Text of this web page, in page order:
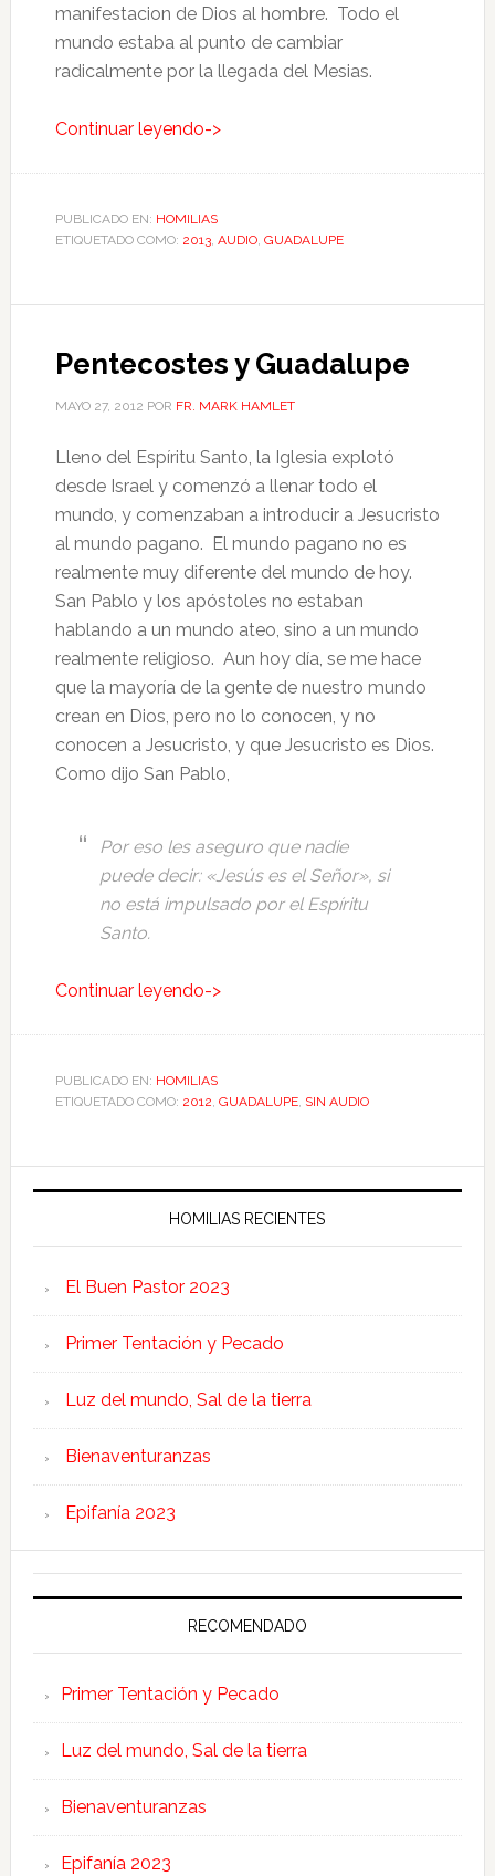
manifestacion de Dios al hombre. Todo el
mundo estaba al punto de cambiar
radicalmente por la llegada del Mesias.
Continuar leyendo->
PUBLICADO EN: HOMILIAS
ETIQUETADO COMO: 2013, AUDIO, GUADALUPE
Pentecostes y Guadalupe
MAYO 27, 2012 POR FR. MARK HAMLET
Lleno del Espíritu Santo, la Iglesia explotó
desde Israel y comenzó a llenar todo el
mundo, y comenzaban a introducir a Jesucristo
al mundo pagano. El mundo pagano no es
realmente muy diferente del mundo de hoy.
San Pablo y los apóstoles no estaban
hablando a un mundo ateo, sino a un mundo
realmente religioso. Aun hoy día, se me hace
que la mayoría de la gente de nuestro mundo
crean en Dios, pero no lo conocen, y no
conocen a Jesucristo, y que Jesucristo es Dios.
Como dijo San Pablo,
Por eso les aseguro que nadie
puede decir: «Jesús es el Señor», si
no está impulsado por el Espíritu
Santo.
Continuar leyendo->
PUBLICADO EN: HOMILIAS
ETIQUETADO COMO: 2012, GUADALUPE, SIN AUDIO
HOMILIAS RECIENTES
El Buen Pastor 2023
Primer Tentación y Pecado
Luz del mundo, Sal de la tierra
Bienaventuranzas
Epifanía 2023
RECOMENDADO
Primer Tentación y Pecado
Luz del mundo, Sal de la tierra
Bienaventuranzas
Epifanía 2023